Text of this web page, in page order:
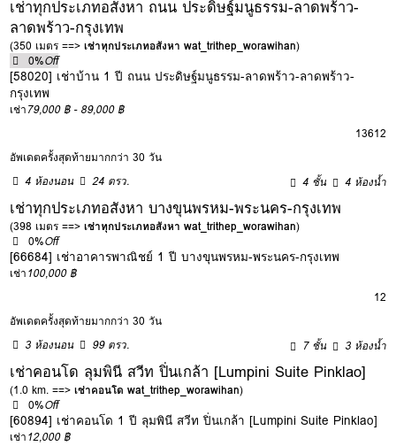
เช่าทุกประเภทอสังหา ถนน ประดิษฐ์มนูธรรม-ลาดพร้าว-
ลาดพร้าว-กรุงเทพ
(350 เมตร ==>เช่าทุกประเภทอสังหา wat_trithep_worawihan)
0%Off
[58020] เช่าบ้าน 1 ปี ถนน ประดิษฐ์มนูธรรม-ลาดพร้าว-ลาดพร้าว-
กรุงเทพ
เช่า79,000 ฿ - 89,000 ฿
13612
อัพเดตครั้งสุดท้ายมากกว่า 30 วัน
4 ห้องนอน
24 ตรว. 4 ชั้น 4 ห้องน้ำ
เช่าทุกประเภทอสังหา บางขุนพรหม-พระนคร-กรุงเทพ
(398 เมตร ==>เช่าทุกประเภทอสังหา wat_trithep_worawihan)
0%Off
[66684] เช่าอาคารพาณิชย์ 1 ปี บางขุนพรหม-พระนคร-กรุงเทพ
เช่า100,000 ฿
12
อัพเดตครั้งสุดท้ายมากกว่า 30 วัน
3 ห้องนอน
99 ตรว. 7 ชั้น 3 ห้องน้ำ
เช่าคอนโด ลุมพินี สวีท ปิ่นเกล้า [Lumpini Suite Pinklao]
(1.0 km. ==>เช่าคอนโด wat_trithep_worawihan)
0%Off
[60894] เช่าคอนโด 1 ปี ลุมพินี สวีท ปิ่นเกล้า [Lumpini Suite Pinklao]
เช่า12,000 ฿